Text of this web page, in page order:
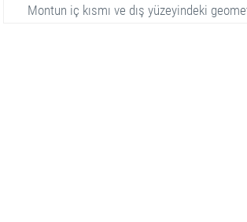
Montun iç kısmı ve dış yüzeyindeki